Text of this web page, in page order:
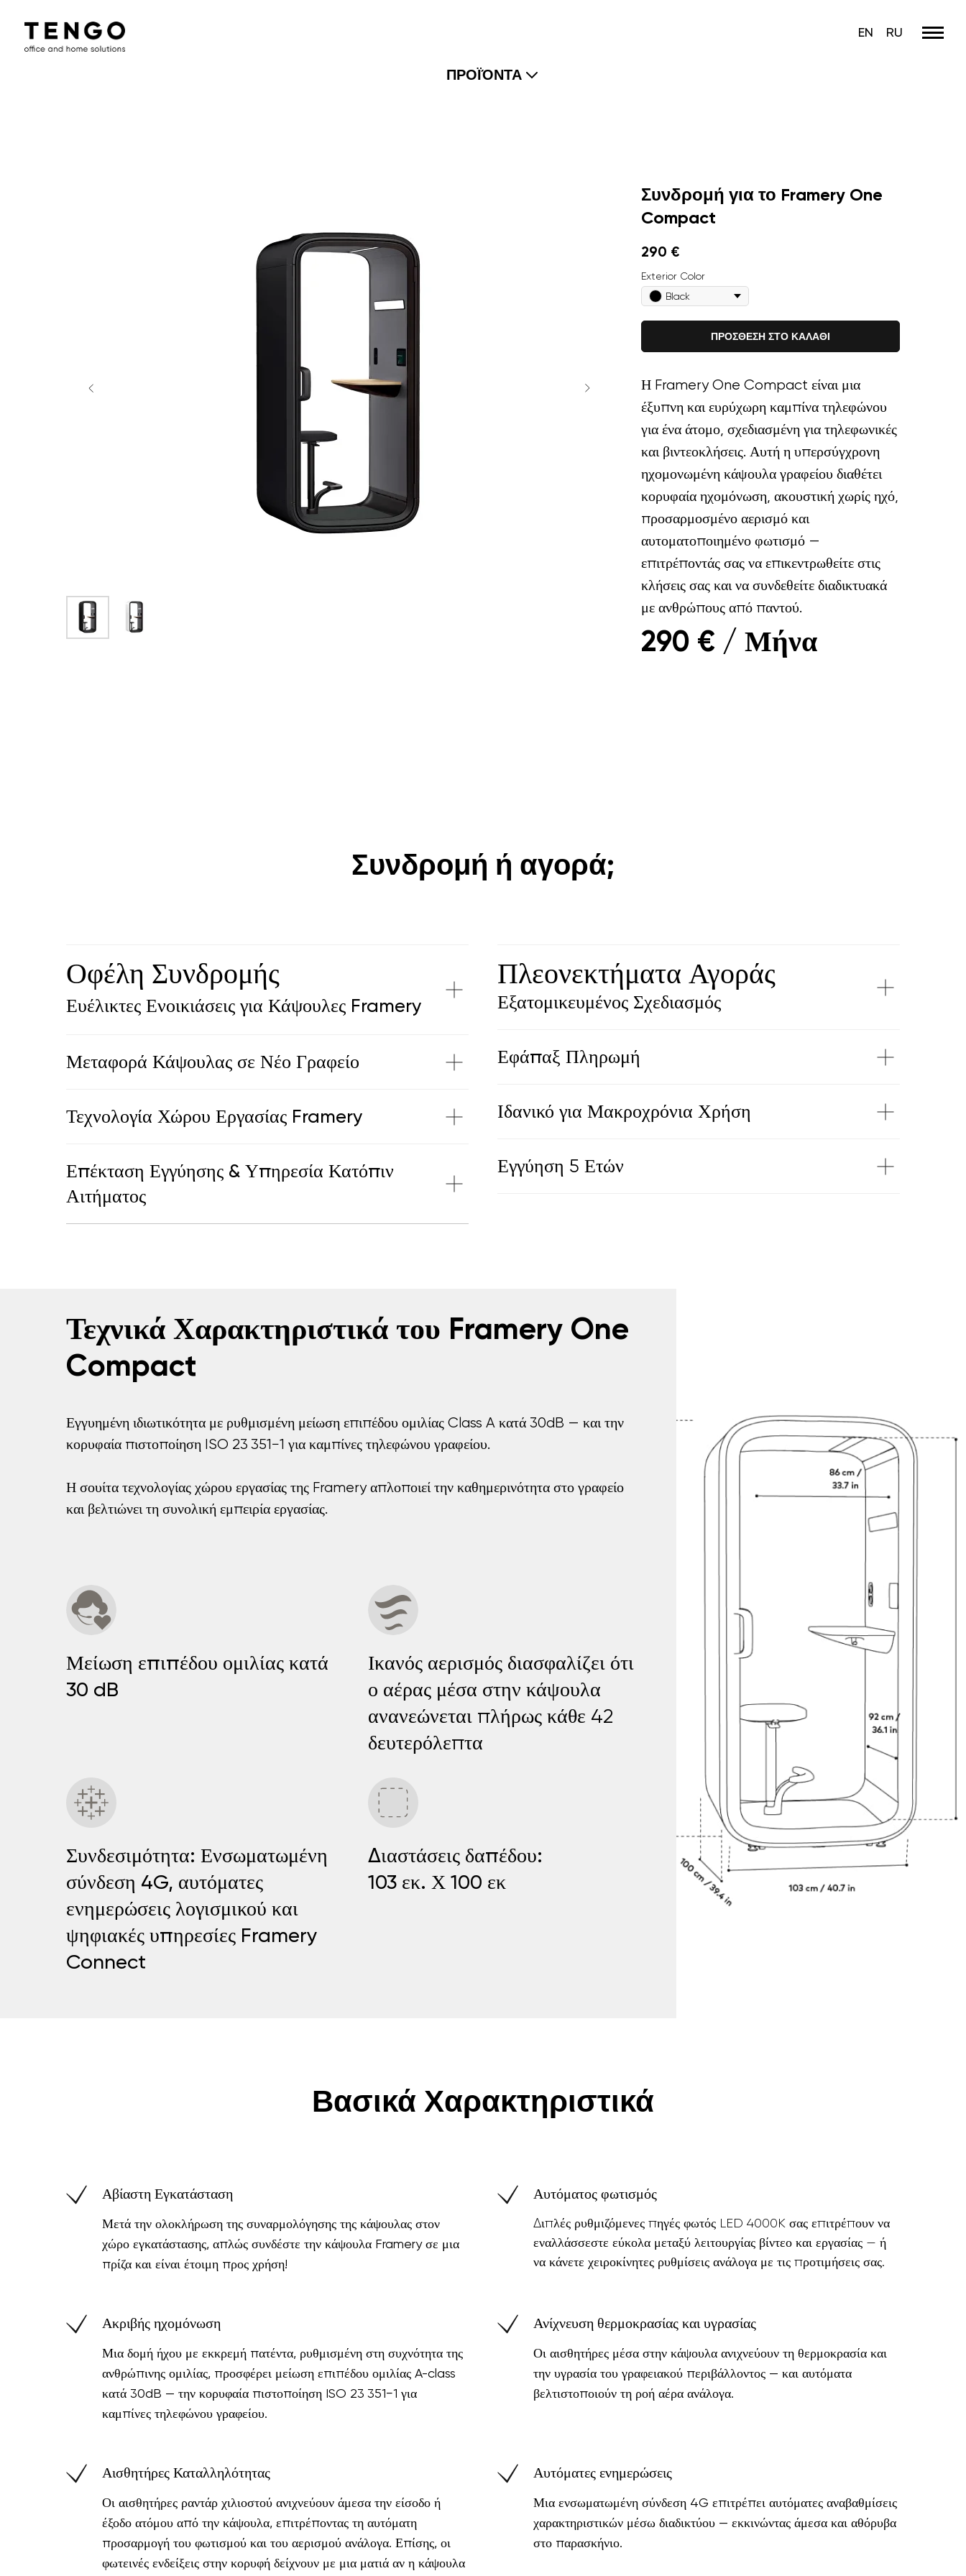
RU
EN
ΠΡΟΪΌΝΤΑ
490 €
Συνδρομή για το Framery One
Compact
290 €
Exterior Сolor
Black
ΠΡΟΣΘΕΣΗ ΣΤΟ ΚΑΛΑΘΙ
Η Framery One Compact είναι μια
έξυπνη και ευρύχωρη καμπίνα τηλεφώνου
για ένα άτομο, σχεδιασμένη για τηλεφωνικές
και βιντεοκλήσεις. Αυτή η υπερσύγχρονη
ηχομονωμένη κάψουλα γραφείου διαθέτει
κορυφαία ηχομόνωση, ακουστική χωρίς ηχό,
προσαρμοσμένο αερισμό και
αυτοματοποιημένο φωτισμό —
επιτρέποντάς σας να επικεντρωθείτε στις
κλήσεις σας και να συνδεθείτε διαδικτυακά
με ανθρώπους από παντού.
290 € / Μήνα
Συνδρομή ή αγορά;
Οφέλη Συνδρομής
Ευέλικτες Ενοικιάσεις για Κάψουλες Framery
Μεταφορά Κάψουλας σε Νέο Γραφείο
Τεχνολογία Χώρου Εργασίας Framery
Επέκταση Εγγύησης & Υπηρεσία Κατόπιν
Αιτήματος
Πλεονεκτήματα Αγοράς
Εξατομικευμένος Σχεδιασμός
Εφάπαξ Πληρωμή
Ιδανικό για Μακροχρόνια Χρήση
Εγγύηση 5 Ετών
Τεχνικά Χαρακτηριστικά του Framery One
Compact
Εγγυημένη ιδιωτικότητα με ρυθμισμένη μείωση επιπέδου ομιλίας Class A κατά 30dB — και την
κορυφαία πιστοποίηση ISO 23 351−1 για καμπίνες τηλεφώνου γραφείου.
Η σουίτα τεχνολογίας χώρου εργασίας της Framery απλοποιεί την καθημερινότητα στο γραφείο
και βελτιώνει τη συνολική εμπειρία εργασίας.
Μείωση επιπέδου ομιλίας κατά
30 dB
Ικανός αερισμός διασφαλίζει ότι
ο αέρας μέσα στην κάψουλα
ανανεώνεται πλήρως κάθε 42
δευτερόλεπτα
Συνδεσιμότητα: Ενσωματωμένη
σύνδεση 4G, αυτόματες
ενημερώσεις λογισμικού και
ψηφιακές υπηρεσίες Framery
Connect
Διαστάσεις δαπέδου:
103 εκ. Χ 100 εκ
Βασικά Χαρακτηριστικά
Αβίαστη Εγκατάσταση
Μετά την ολοκλήρωση της συναρμολόγησης της κάψουλας στον
χώρο εγκατάστασης, απλώς συνδέστε την κάψουλα Framery σε μια
πρίζα και είναι έτοιμη προς χρήση!
Αυτόματος φωτισμός
Διπλές ρυθμιζόμενες πηγές φωτός LED 4000K σας επιτρέπουν να
εναλλάσσεστε εύκολα μεταξύ λειτουργίας βίντεο και εργασίας — ή
να κάνετε χειροκίνητες ρυθμίσεις ανάλογα με τις προτιμήσεις σας.
Ακριβής ηχομόνωση
Μια δομή ήχου με εκκρεμή πατέντα, ρυθμισμένη στη συχνότητα της
ανθρώπινης ομιλίας, προσφέρει μείωση επιπέδου ομιλίας A-class
κατά 30dB — την κορυφαία πιστοποίηση ISO 23 351−1 για
καμπίνες τηλεφώνου γραφείου.
Ανίχνευση θερμοκρασίας και υγρασίας
Οι αισθητήρες μέσα στην κάψουλα ανιχνεύουν τη θερμοκρασία και
την υγρασία του γραφειακού περιβάλλοντος — και αυτόματα
βελτιστοποιούν τη ροή αέρα ανάλογα.
Αισθητήρες Καταλληλότητας
Οι αισθητήρες ραντάρ χιλιοστού ανιχνεύουν άμεσα την είσοδο ή
έξοδο ατόμου από την κάψουλα, επιτρέποντας τη αυτόματη
προσαρμογή του φωτισμού και του αερισμού ανάλογα. Επίσης, οι
φωτεινές ενδείξεις στην κορυφή δείχνουν με μια ματιά αν η κάψουλα
Αυτόματες ενημερώσεις
Μια ενσωματωμένη σύνδεση 4G επιτρέπει αυτόματες αναβαθμίσεις
χαρακτηριστικών μέσω διαδικτύου — εκκινώντας άμεσα και αθόρυβα
στο παρασκήνιο.